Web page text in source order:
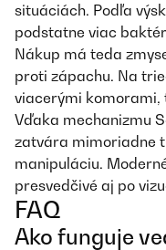
situáciách. Podľa
podstatne viac
Nákup má teda
proti zápachu. Na
viacerými komorami,
Vďaka mechanizmu
zatvára mimoriadne
manipuláciu.
presvedčivé aj po
FAQ
Ako funguje